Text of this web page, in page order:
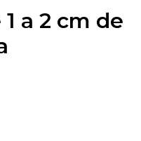
a 2 cm de